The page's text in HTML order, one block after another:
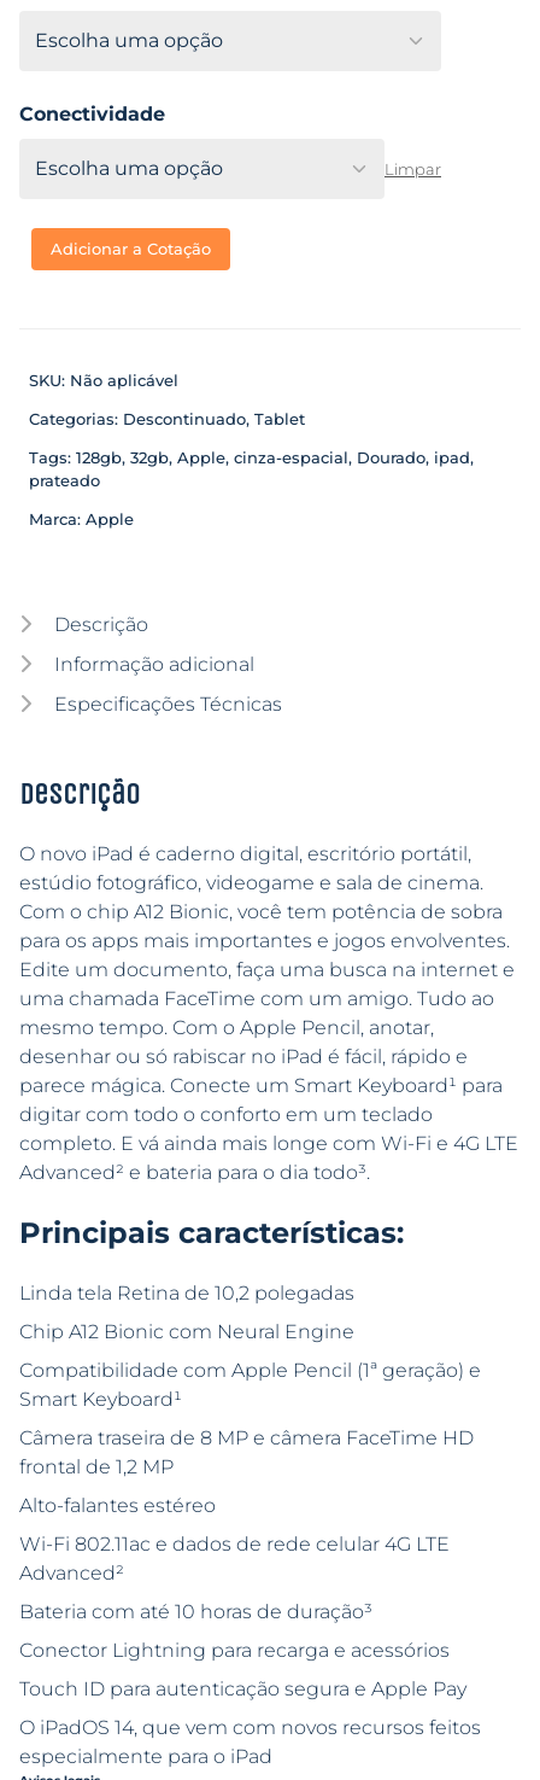
Conectividade
Limpar
Adicionar a Cotação
SKU: Não aplicável
Categorias: Descontinuado, Tablet
Tags: 128gb, 32gb, Apple, cinza-espacial, Dourado, ipad,
prateado
Marca: Apple
Descrição
Informação adicional
Especificações Técnicas
Descrição
O novo iPad é caderno digital, escritório portátil,
estúdio fotográfico, videogame e sala de cinema.
Com o chip A12 Bionic, você tem potência de sobra
para os apps mais importantes e jogos envolventes.
Edite um documento, faça uma busca na internet e
uma chamada FaceTime com um amigo. Tudo ao
mesmo tempo. Com o Apple Pencil, anotar,
desenhar ou só rabiscar no iPad é fácil, rápido e
parece mágica. Conecte um Smart Keyboard¹ para
digitar com todo o conforto em um teclado
completo. E vá ainda mais longe com Wi-Fi e 4G LTE
Advanced² e bateria para o dia todo³.
Principais características:
Linda tela Retina de 10,2 polegadas
Chip A12 Bionic com Neural Engine
Compatibilidade com Apple Pencil (1ª geração) e
Smart Keyboard¹
Câmera traseira de 8 MP e câmera FaceTime HD
frontal de 1,2 MP
Alto-falantes estéreo
Wi-Fi 802.11ac e dados de rede celular 4G LTE
Advanced²
Bateria com até 10 horas de duração³
Conector Lightning para recarga e acessórios
Touch ID para autenticação segura e Apple Pay
O iPadOS 14, que vem com novos recursos feitos
especialmente para o iPad